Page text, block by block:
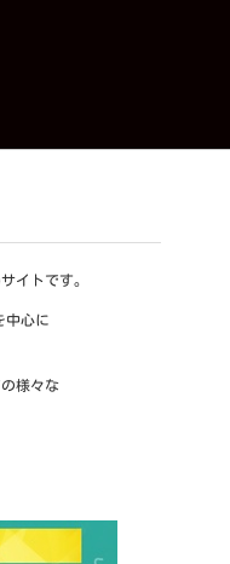
イトです。
中心に
様々な